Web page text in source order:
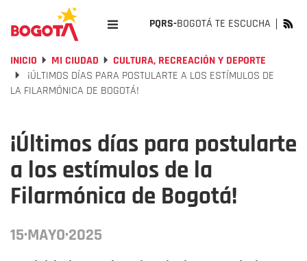
PQRS-BOGOTÁ TE ESCUCHA
INICIO MI CIUDAD
CULTURA, RECREACIÓN Y DEPORTE
¡ÚLTIMOS DÍAS PARA POSTULARTE A LOS ESTÍMULOS DE
LA FILARMÓNICA DE BOGOTÁ!
¡Últimos días para postularte
a los estímulos de la
Filarmónica de Bogotá!
15·MAYO·2025